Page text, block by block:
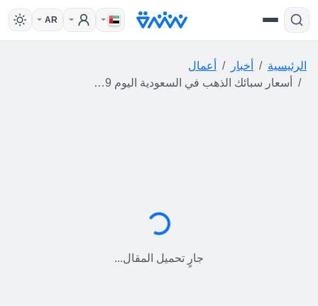
AR
الرئيسية أخبار
أعمال
أسعار سبائك الذهب في السعودية اليوم 9 يوليو 2026.. كم بلغ سعر سبيكة الذهب الآن؟
جارٍ التحميل...
جارٍ تحميل المقال...